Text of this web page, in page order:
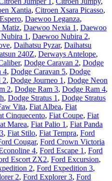
Xantia, Citroen Xsara Picasso,
, Daewoo Leganza,
Matiz, Daewoo Nexia 1 , Daewoo
1 , Daewoo Nubira 2,
, Daihatsu Pyzar, Daihatsu
240Z, Derways Antelope,
, Dodge Caravan 2, Dodge
4, Dodge Caravan 5, Dodge
2, Dodge Journeo 1 , Dodge Neon
2, Dodge Ram 3, Dodge Ram 4,
, Dodge Stratus 1 , Dodge Stratus
Vita, Fiat Albea, Fiat
Cinquecento, Fiat Coupe, Fiat
Marea, Fiat Palio 1 , Fiat Panda
, Fiat Stilo, Fiat Tempra, Ford
Cougar, Ford Crown Victoria
4, Ford Escape 1 , Ford
Escort ZX2, Ford Excursion,
2, Ford Expedition 3,
2, Ford Explorer 3, Ford